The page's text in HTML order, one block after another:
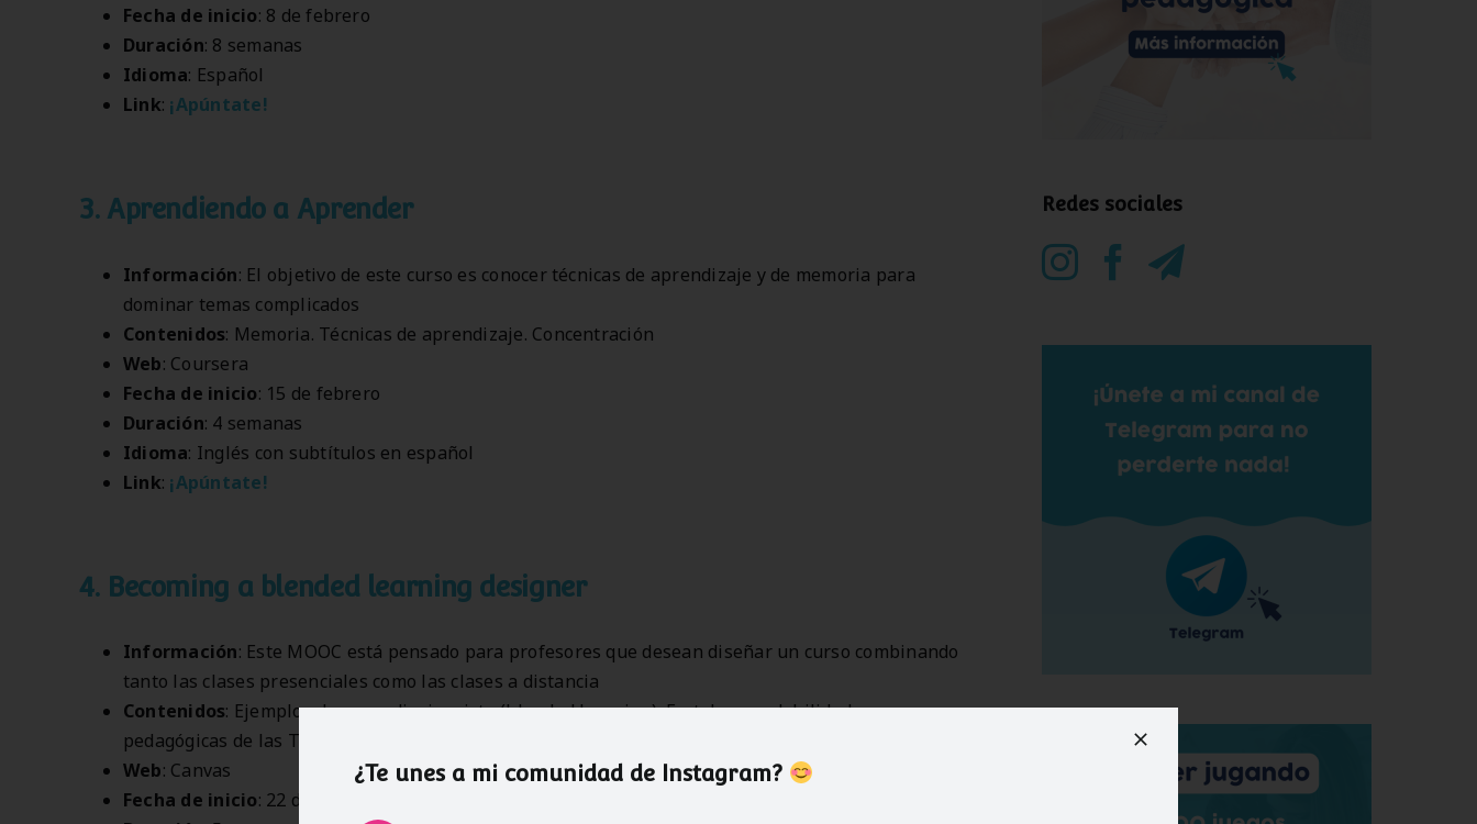
Fecha de inicio: 8 de febrero
Duración: 8 semanas
Idioma: Español
Link: ¡Apúntate!
3. Aprendiendo a Aprender
Información: El objetivo de este curso es conocer técnicas de aprendizaje y de memoria para
dominar temas complicados
Contenidos: Memoria. Técnicas de aprendizaje. Concentración
Web: Coursera
Fecha de inicio: 15 de febrero
Duración: 4 semanas
Idioma: Inglés con subtítulos en español
Link: ¡Apúntate!
4. Becoming a blended learning designer
Información: Este MOOC está pensado para profesores que desean diseñar un curso combinando
tanto las clases presenciales como las clases a distancia
Contenidos: Ejemplos de aprendizaje mixto (blended learning). Fortalezas y debilidades
pedagógicas de las TIC en el aprendizaje. Diseño de un curso en modalidad mixta
Web: Canvas
Fecha de inicio: 22 de febrero
Redes sociales
¿Te unes a mi comunidad de Instagram?